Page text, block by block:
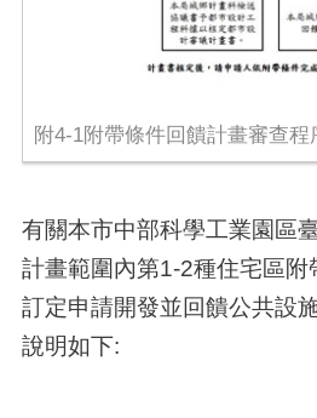
附4-1附帶條件回饋計畫審查程
有關本市中部科學工業園區
計畫範圍內第1-2種住宅區附
訂定申請開發並回饋公共設
說明如下: